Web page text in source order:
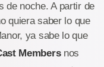
de noche. A partir de
quiera saber lo que
ya sabe lo que
Membersnos